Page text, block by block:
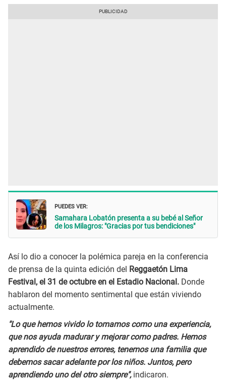
PUEDES VER:
Samahara Lobatón presenta a su bebé al Señor
de los Milagros: "Gracias por tus bendiciones"
Así lo dio a conocer la polémica pareja en la conferencia
de prensa de la quinta edición del Reggaetón Lima
Festival, el 31 de octubre en el Estadio Nacional. Donde
hablaron del momento sentimental que están viviendo
actualmente.
"Lo que hemos vivido lo tomamos como una experiencia,
que nos ayuda madurar y mejorar como padres. Hemos
aprendido de nuestros errores, tenemos una familia que
debemos sacar adelante por los niños. Juntos, pero
aprendiendo uno del otro siempre",indicaron.